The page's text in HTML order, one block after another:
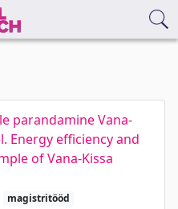
parandamine Vana-
Energy efficiency and
of Vana-Kissa
magistritööd